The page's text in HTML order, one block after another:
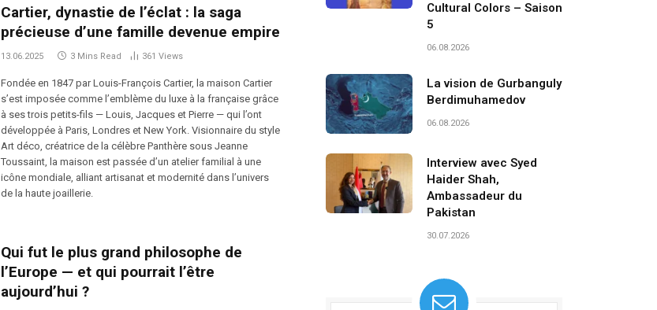
Cartier, dynastie de l’éclat : la saga
précieuse d’une famille devenue empire
13.06.2025 3 Mins Read 361 Views
Fondée en 1847 par Louis-François Cartier, la maison Cartier
s’est imposée comme l’emblème du luxe à la française grâce
à ses trois petits-fils — Louis, Jacques et Pierre — qui l’ont
développée à Paris, Londres et New York. Visionnaire du style
Art déco, créatrice de la célèbre Panthère sous Jeanne
Toussaint, la maison est passée d’un atelier familial à une
icône mondiale, alliant artisanat et modernité dans l’univers
de la haute joaillerie.
Qui fut le plus grand philosophe de
l’Europe — et qui pourrait l’être
aujourd’hui ?
Cultural Colors – Saison
5
06.08.2026
La vision de Gurbanguly
Berdimuhamedov
06.08.2026
Interview avec Syed
Haider Shah,
Ambassadeur du
Pakistan
30.07.2026